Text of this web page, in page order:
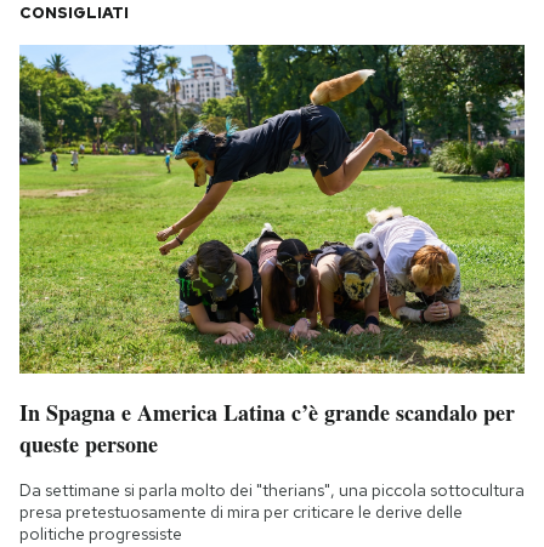
CONSIGLIATI
In Spagna e America Latina c’è grande scandalo per
queste persone
Da settimane si parla molto dei "therians", una piccola sottocultura
presa pretestuosamente di mira per criticare le derive delle
politiche progressiste